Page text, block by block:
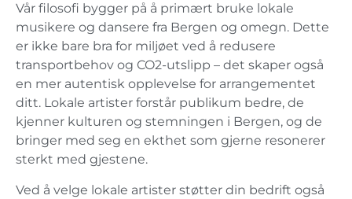
Vår filosofi bygger på å primært bruke lokale
musikere og dansere fra Bergen og omegn. Dette
er ikke bare bra for miljøet ved å redusere
transportbehov og CO2-utslipp – det skaper også
en mer autentisk opplevelse for arrangementet
ditt. Lokale artister forstår publikum bedre, de
kjenner kulturen og stemningen i Bergen, og de
bringer med seg en ekthet som gjerne resonerer
sterkt med gjestene.
Ved å velge lokale artister støtter din bedrift også